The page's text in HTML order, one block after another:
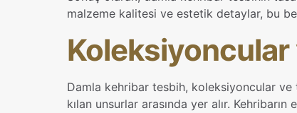
malzeme kalitesi ve estetik detaylar, bu
Koleksiyoncular
Damla kehribar tesbih, koleksiyoncular ve
kılan unsurlar arasında yer alır.